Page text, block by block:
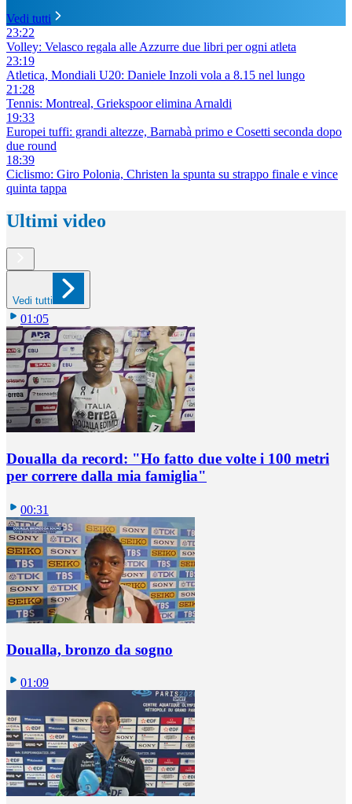
Vedi tutti
23:22
Volley: Velasco regala alle Azzurre due libri per ogni atleta
23:19
Atletica, Mondiali U20: Daniele Inzoli vola a 8.15 nel lungo
21:28
Tennis: Montreal, Griekspoor elimina Arnaldi
19:33
Europei tuffi: grandi altezze, Barnabà primo e Cosetti seconda dopo
due round
18:39
Ciclismo: Giro Polonia, Christen la spunta su strappo finale e vince
quinta tappa
Ultimi video
Vedi tutti
01:05
Doualla da record: "Ho fatto due volte i 100 metri
per correre dalla mia famiglia"
00:31
Doualla, bronzo da sogno
01:09